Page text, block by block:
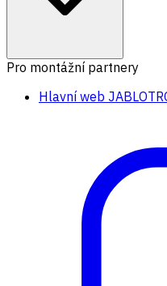
Pro montážní partnery
Hlavní web